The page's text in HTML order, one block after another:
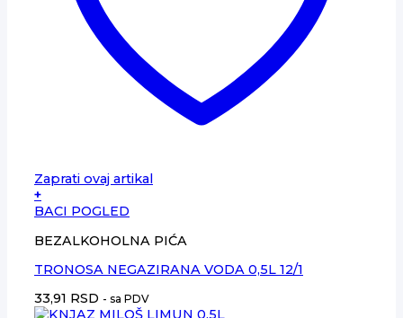
Zaprati ovaj artikal
+
BACI POGLED
BEZALKOHOLNA PIĆA
TRONOSA NEGAZIRANA VODA 0,5L 12/1
33,91 RSD - sa PDV